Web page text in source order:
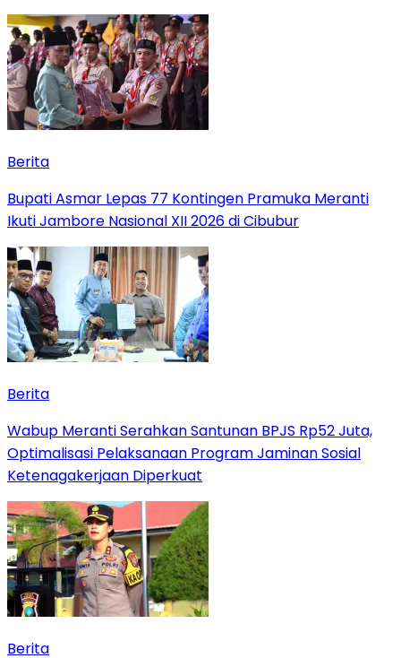
Berita
Bupati Asmar Lepas 77 Kontingen Pramuka Meranti
Ikuti Jambore Nasional XII 2026 di Cibubur
Berita
Wabup Meranti Serahkan Santunan BPJS Rp52 Juta,
Optimalisasi Pelaksanaan Program Jaminan Sosial
Ketenagakerjaan Diperkuat
Berita